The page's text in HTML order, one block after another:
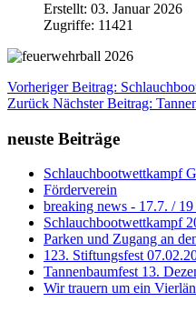
Erstellt: 03. Januar 2026
Zugriffe: 11421
Vorheriger Beitrag:
Zurück Nächster Beitrag:
neuste Beiträge
Schlauchbootwettkampf
Förderverein
breaking news - 17.7. /
Schlauchbootwettkampf
Parken und Zugang an
123. Stiftungsfest
Tannenbaumfest 13.
Wir trauern um ein